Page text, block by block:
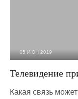
05 ИЮН 2019
Телевидение
Какая связь